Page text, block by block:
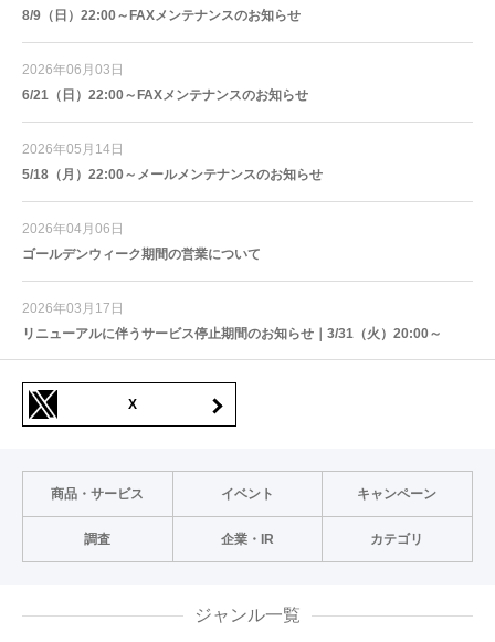
8/9（日）22:00～FAXメンテナンスのお知らせ
2026年06月03日
6/21（日）22:00～FAXメンテナンスのお知らせ
2026年05月14日
5/18（月）22:00～メールメンテナンスのお知らせ
2026年04月06日
ゴールデンウィーク期間の営業について
2026年03月17日
リニューアルに伴うサービス停止期間のお知らせ｜3/31（火）20:00～
X
商品・サービス イベント キャンペーン
調査 企業・IR カテゴリ
ジャンル一覧